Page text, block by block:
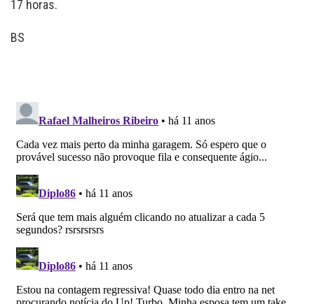
17 horas.
BS